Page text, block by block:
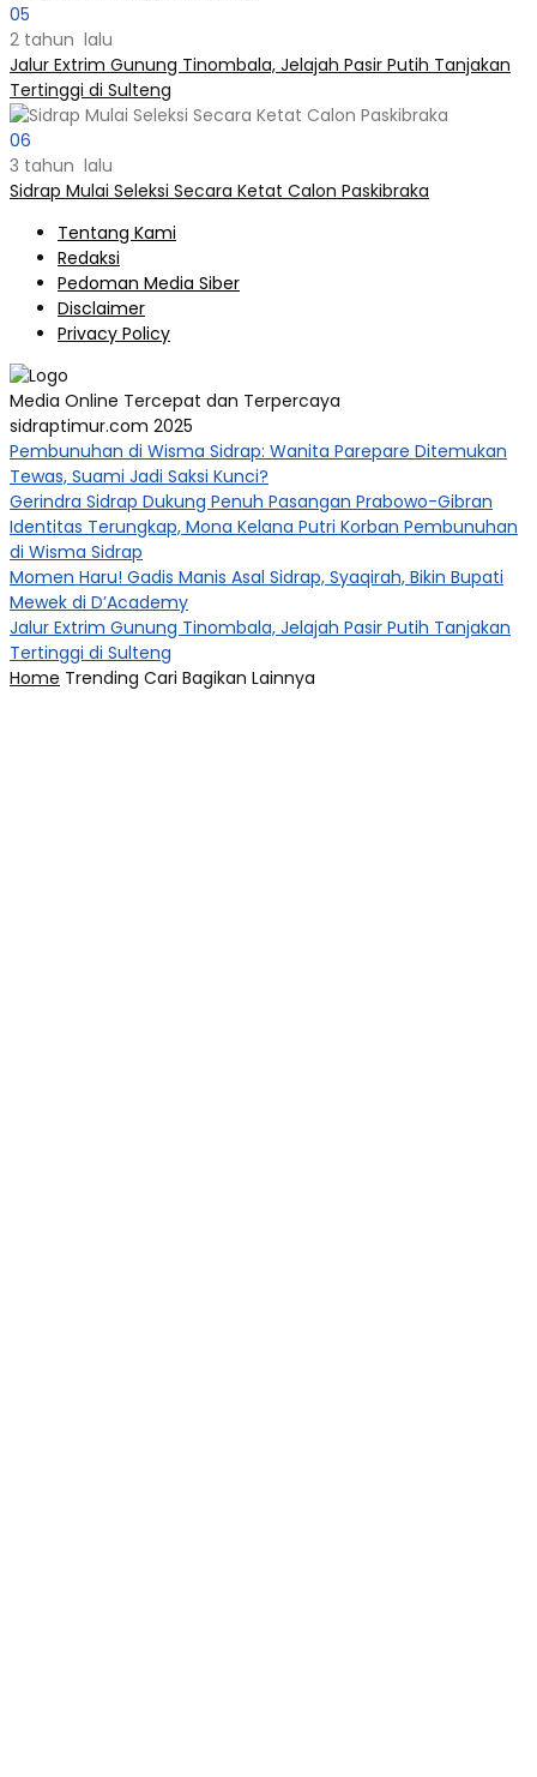
05
2 tahun lalu
Jalur Extrim Gunung Tinombala, Jelajah Pasir Putih Tanjakan
Tertinggi di Sulteng
06
3 tahun lalu
Sidrap Mulai Seleksi Secara Ketat Calon Paskibraka
Tentang Kami
Redaksi
Pedoman Media Siber
Disclaimer
Privacy Policy
Media Online Tercepat dan Terpercaya
sidraptimur.com 2025
Pembunuhan di Wisma Sidrap: Wanita Parepare Ditemukan
Tewas, Suami Jadi Saksi Kunci?
Gerindra Sidrap Dukung Penuh Pasangan Prabowo-Gibran
Identitas Terungkap, Mona Kelana Putri Korban Pembunuhan
di Wisma Sidrap
Momen Haru! Gadis Manis Asal Sidrap, Syaqirah, Bikin Bupati
Mewek di D’Academy​
Jalur Extrim Gunung Tinombala, Jelajah Pasir Putih Tanjakan
Tertinggi di Sulteng
Home Trending Cari Bagikan Lainnya